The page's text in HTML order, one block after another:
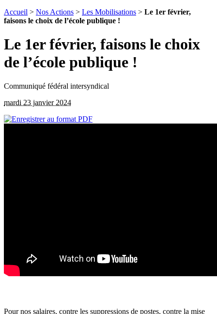
Accueil > Nos Actions > Les Mobilisations > Le 1er février,
faisons le choix de l’école publique !
Le 1er février, faisons le choix
de l’école publique !
Communiqué fédéral intersyndical
mardi 23 janvier 2024
Pour nos salaires, contre les suppressions de postes, contre la mise